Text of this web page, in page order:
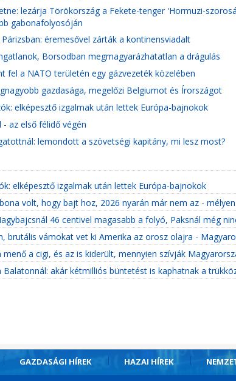
lezárja Törökország a Fekete-tenger 'Hormuzi-
gabonafolyosóján
éremesővel zárták a kontinensviadalt
Borsodban megmagyarázhatatlan a drágulás
fel a NATO területén egy gázvezeték közelében
gazdasága, megelőzi Belgiumot és Írországot
elképesztő izgalmak után lettek Európa-bajnokok
az első félidő végén
lemondott a szövetségi kapitány, mi lesz most?
elképesztő izgalmak után lettek Európa-bajnokok
volt, hogy bajt hoz, 2026 nyarán már nem az -
46 centivel magasabb a folyó, Paksnál még
brutális vámokat vet ki Amerika az orosz olajra -
a cigi, és az is kiderült, mennyien szívják
Balatonnál: akár kétmilliós büntetést is kaphatnak a
GAZDASÁGI HÍREK HAZAI HÍREK